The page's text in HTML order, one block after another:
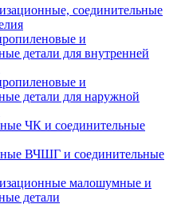
соединительные
и
детали для внутренней
и
детали для наружной
ЧК и соединительные
ВЧШГ и соединительные
малошумные и
детали